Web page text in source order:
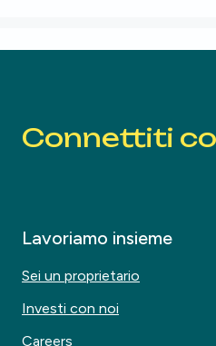
Connettiti
Lavoriamo insieme
Sei un proprietario
Investi con noi
Careers